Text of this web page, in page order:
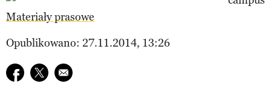
Materiały prasowe
Opublikowano: 27.11.2014, 13:26
Udostępnij na facebook
Udostępnij na twitter
E-mail do przyjaciela